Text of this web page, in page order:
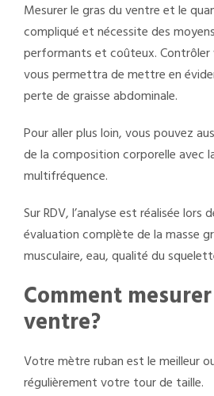
Mesurer le gras du ventre et le
compliqué et nécessite des
performants et coûteux.
vous permettra de mettre en
perte de graisse abdominale.
Pour aller plus loin, vous pouvez
de la composition corporelle avec
multifréquence.
Sur RDV, l’analyse est réalisée
évaluation complète de la masse
musculaire, eau, qualité du
Comment
ventre?
Votre mètre ruban est le meilleur
régulièrement votre tour de taille.